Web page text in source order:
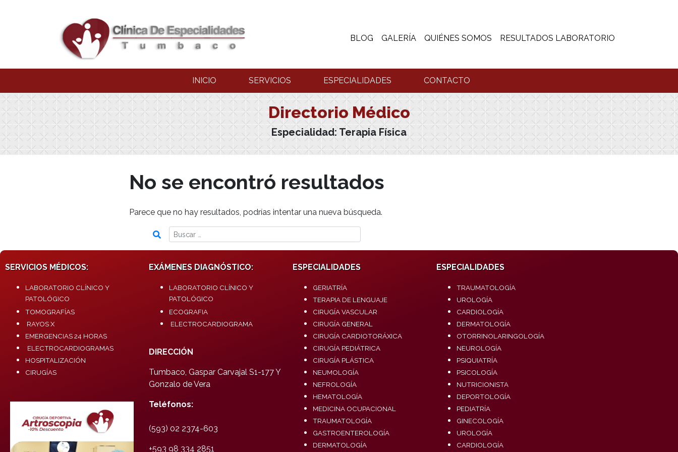
BLOG GALERÍA QUIÉNES SOMOS RESULTADOS LABORATORIO
INICIO SERVICIOS ESPECIALIDADES CONTACTO
Directorio Médico
Especialidad: Terapia Física
No se encontró resultados
Parece que no hay resultados, podrías intentar una nueva búsqueda.
SERVICIOS MÉDICOS:
LABORATORIO CLÍNICO Y
PATOLÓGICO
TOMOGRAFÍAS
RAYOS X
EMERGENCIAS 24 HORAS
ELECTROCARDIOGRAMAS
HOSPITALIZACIÓN
CIRUGÍAS
EXÁMENES DIAGNÓSTICO:
LABORATORIO CLÍNICO Y
PATOLÓGICO
ECOGRAFIA
ELECTROCARDIOGRAMA
DIRECCIÓN
Tumbaco, Gaspar Carvajal S1-177 Y
Gonzalo de Vera
Teléfonos:
(593) 02 2374-603
+593 98 334 2851
ESPECIALIDADES
GERIATRÍA
TERAPIA DE LENGUAJE
CIRUGÍA VASCULAR
CIRUGÍA GENERAL
CIRUGÍA CARDIOTORÁXICA
CIRUGÍA PEDIÁTRICA
CIRUGÍA PLÁSTICA
NEUMOLOGÍA
NEFROLOGÍA
HEMATOLOGÍA
MEDICINA OCUPACIONAL
TRAUMATOLOGÍA
GASTROENTEROLOGÍA
DERMATOLOGÍA
ESPECIALIDADES
TRAUMATOLOGÍA
UROLOGÍA
CARDIOLOGÍA
DERMATOLOGÍA
OTORRINOLARINGOLOGÍA
NEUROLOGÍA
PSIQUIATRÍA
PSICOLOGÍA
NUTRICIONISTA
DEPORTOLOGÍA
PEDIATRÍA
GINECOLOGÍA
UROLOGÍA
CARDIOLOGÍA